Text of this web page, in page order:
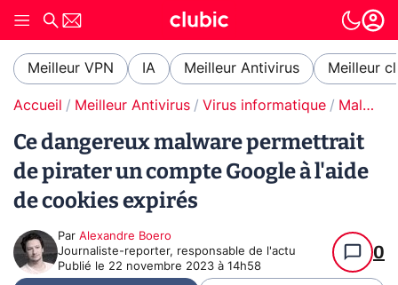
Meilleur VPN IA Meilleur Antivirus Meilleur
Accueil Meilleur Antivirus Virus informatique Malware / Ransomware
Ce dangereux malware permettrait
de pirater un compte Google à l'aide
de cookies expirés
Par Alexandre Boero
Journaliste-reporter, responsable de l'actu
Publié le 22 novembre 2023 à 14h58
0